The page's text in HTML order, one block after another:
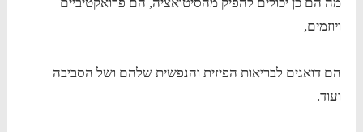
ויוזמים,
הם דואגים לבריאות הפיזית והנפשית שלהם ושל הסביבה
ועוד.